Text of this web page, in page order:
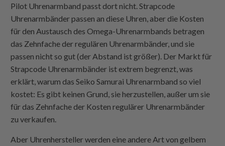
Pilot Uhrenarmband passt dort nicht. Strapcode
Uhrenarmbänder passen an diese Uhren, aber die Kosten
für den Austausch des Omega-Uhrenarmbands betragen
das Zehnfache der regulären Uhrenarmbänder, und sie
passen nicht so gut (der Abstand ist größer). Der Markt für
Strapcode Uhrenarmbänder ist extrem begrenzt, was
erklärt, warum das Seiko Samurai Uhrenarmband so viel
kostet: Es gibt keinen Grund, sie herzustellen, außer um sie
für das Zehnfache der Kosten regulärer Uhrenarmbänder
zu verkaufen.
Aber Uhrenhersteller werden eine andere Art von gelbem